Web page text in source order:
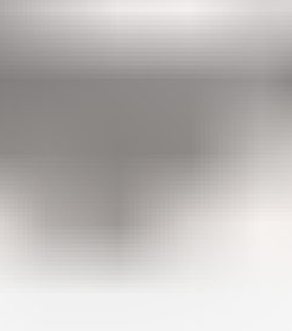
которые можно носить не
поэтому потребность в
человеком и забыть о
модели, удерживает влагу в
мертвых протеинов,
здоровья глаз
под заказ).